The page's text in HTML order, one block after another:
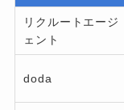
リクルートエージ
ェント
doda